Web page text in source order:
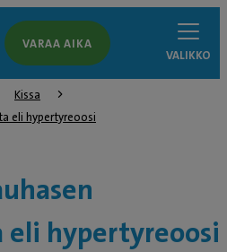
VARAA AIKA
VALIKKO
Kissa
eli hypertyreoosi
hypertyreoosi